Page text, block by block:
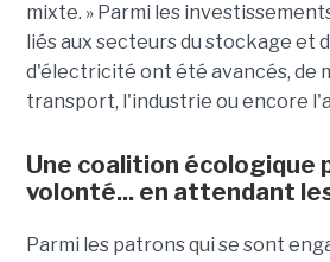
mixte. » Parmi les
liés aux secteurs du stockage et
d'électricité ont été avancés, de
transport, l'industrie ou encore
Une coalition écologique
volonté... en attendant
Parmi les patrons qui se sont